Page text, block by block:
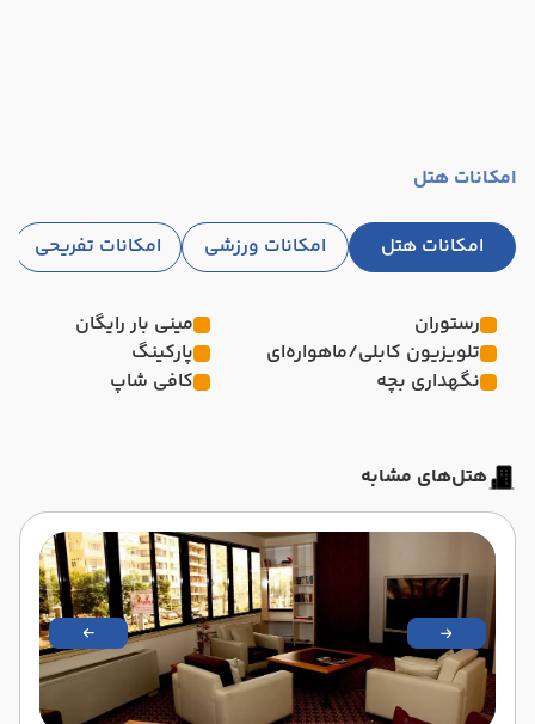
امکانات هتل
امکانات هتل امکانات ورزشی امکانات تفریحی
رستوران
تلویزیون کابلی/ماهواره‌ای
نگهداری بچه
مینی بار رایگان
پارکینگ
کافی شاپ
هتل‌های مشابه